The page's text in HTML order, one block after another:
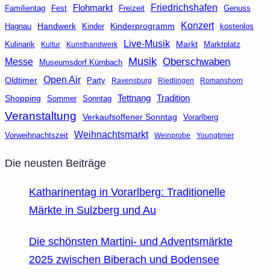
Familientag Fest Flohmarkt Freizeit Friedrichshafen Genuss
Hagnau Handwerk Kinder Kinderprogramm Konzert kostenlos
Kulinarik Kultur Kunsthandwerk Live-Musik Markt Marktplatz
Messe Museumsdorf Kürnbach Musik Oberschwaben
Oldtimer Open Air Party Ravensburg Riedlingen Romanshorn
Shopping Sommer Sonntag Tettnang Tradition
Veranstaltung Verkaufsoffener Sonntag
Vorarlberg
Vorweihnachtszeit
Weihnachtsmarkt Weinprobe Youngtimer
Die neusten Beiträge
Katharinentag in Vorarlberg: Traditionelle
Märkte in Sulzberg und Au
Die schönsten Martini- und Adventsmärkte
2025 zwischen Biberach und Bodensee